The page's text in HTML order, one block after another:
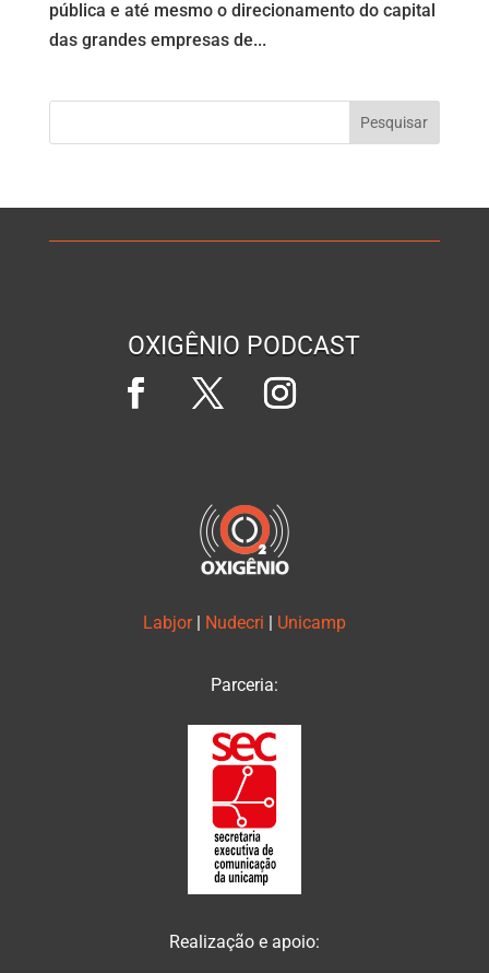
pública e até mesmo o direcionamento do capital
das grandes empresas de...
OXIGÊNIO PODCAST
Labjor Nudecri Unicamp
Parceria:
Realização e apoio: